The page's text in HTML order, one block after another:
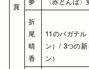
賞
折
尾
晴
香
11のバガテ
ン）/ 3つの
ン）